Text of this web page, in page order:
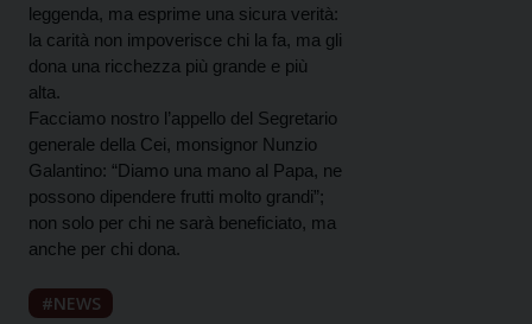
leggenda, ma esprime una sicura verità:
la carità non impoverisce chi la fa, ma gli
dona una ricchezza più grande e più
alta.
Facciamo nostro l’appello del Segretario
generale della Cei, monsignor Nunzio
Galantino: “Diamo una mano al Papa, ne
possono dipendere frutti molto grandi”;
non solo per chi ne sarà beneficiato, ma
anche per chi dona.
NEWS